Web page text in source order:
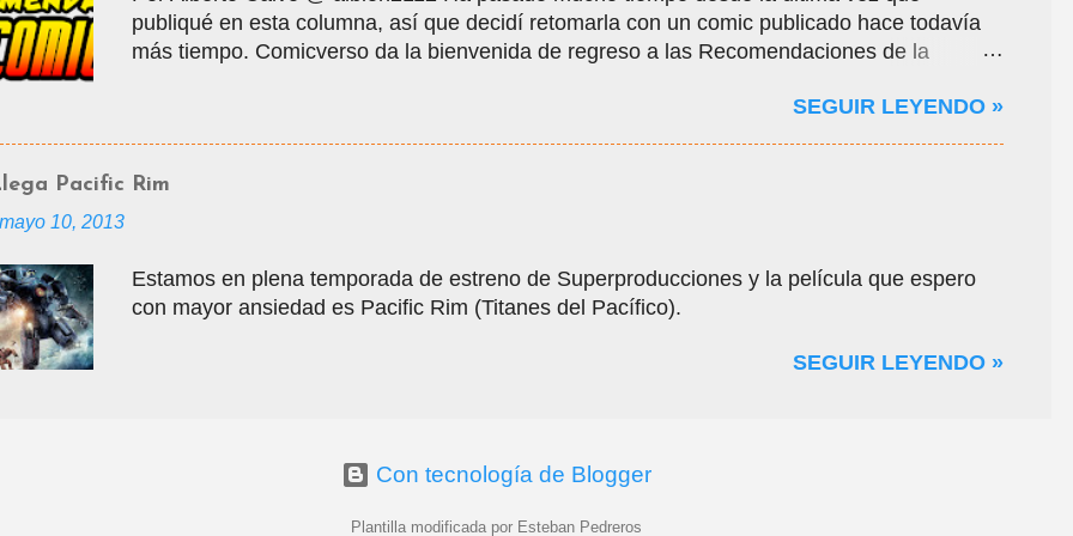
ser en un webzine de cómics, con columnas, reseñas y noticias y ...
publiqué en esta columna, así que decidí retomarla con un comic publicado hace todavía
más tiempo. Comicverso da la bienvenida de regreso a las Recomendaciones de la
una historia casi mítica dentro de la escena comiquera independiente de México, además
de una de las más controversiales en el medio. Edgar Clément fue parte del legendario
creo la que a la fecha es considerada como el parteaguas para la novela gráfica mexicana:
SEGUIR LEYENDO »
Pacific Rim
mayo 10, 2013
Estamos en plena temporada de estreno de Superproducciones y la película que espero
con mayor ansiedad es Pacific Rim (Titanes del Pacífico).
SEGUIR LEYENDO »
Con tecnología de Blogger
Plantilla modificada por Esteban Pedreros